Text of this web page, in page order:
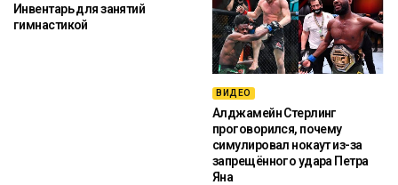
Инвентарь для занятий
гимнастикой
ВИДЕО
Алджамейн Стерлинг
проговорился, почему
симулировал нокаут из-за
запрещённого удара Петра
Яна